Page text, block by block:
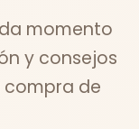
momento
y consejos
de